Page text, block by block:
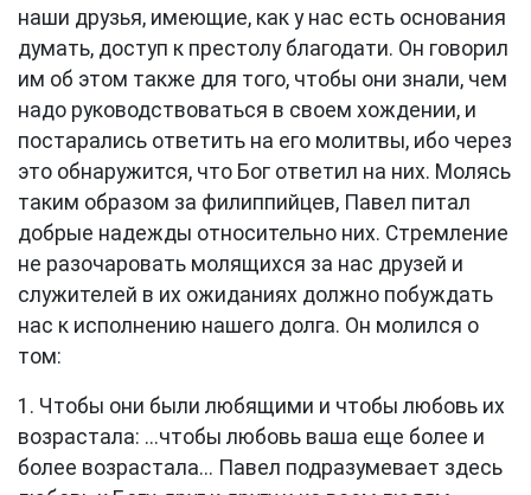
наши друзья, имеющие, как у нас есть основания
думать, доступ к престолу благодати. Он говорил
им об этом также для того, чтобы они знали, чем
надо руководствоваться в своем хождении, и
постарались ответить на его молитвы, ибо через
это обнаружится, что Бог ответил на них. Молясь
таким образом за филиппийцев, Павел питал
добрые надежды относительно них. Стремление
не разочаровать молящихся за нас друзей и
служителей в их ожиданиях должно побуждать
нас к исполнению нашего долга. Он молился о
том:
1. Чтобы они были любящими и чтобы любовь их
возрастала: ...чтобы любовь ваша еще более и
более возрастала... Павел подразумевает здесь